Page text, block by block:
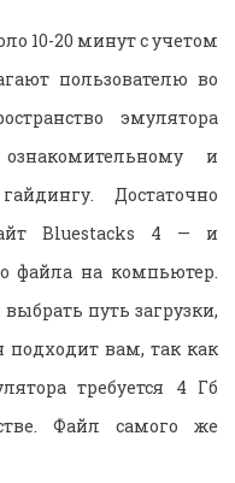
10-20 минут с учетом
пользователю во
эмулятора
и
Достаточно
Bluestacks 4 — и
файла на компьютер.
путь загрузки,
подходит вам, так как
требуется 4 Гб
Файл самого же